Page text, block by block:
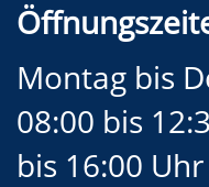
Montag bis
08:00 bis
bis 16:00 Uhr